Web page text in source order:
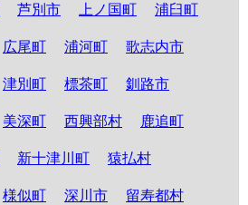
芦別市 上ノ国町 浦臼町
広尾町 浦河町 歌志内市
津別町 標茶町 釧路市
美深町 西興部村 鹿追町
新十津川町 猿払村
様似町 深川市 留寿都村